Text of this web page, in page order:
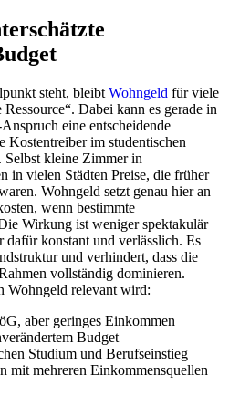
steht, bleibt Wohngeld für viele
Dabei kann es gerade in
eine entscheidende
Kostentreiber im studentischen
kleine Zimmer in
in vielen Städten Preise, die früher
Wohngeld setzt genau hier an
wenn bestimmte
Wirkung ist weniger spektakulär
dafür konstant und verlässlich. Es
und verhindert, dass die
vollständig dominieren.
Wohngeld relevant wird:
aber geringes Einkommen
Budget
Studium und Berufseinstieg
mit mehreren Einkommensquellen